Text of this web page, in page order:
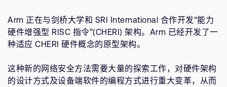
Arm 正在与剑桥大学和 SRI International 合作开发“能力
硬件增强型 RISC 指令”(CHERI) 架构。Arm 已经开发了一
种适应 CHERI 硬件概念的原型架构。
这种新的网络安全方法需要大量的探索工作，对硬件架构
的设计方式及设备端软件的编程方式进行重大变革，从而